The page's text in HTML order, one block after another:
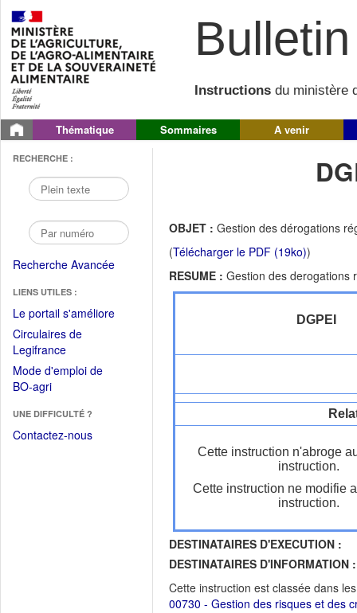
Instructions du ministère
Thématique Sommaires A venir
RECHERCHE :
Recherche Avancée
LIENS UTILES :
Le portail s'améliore(Fichier
Circulaires de
Legifrance(Ouvrir
dans
une
fenêtre)
Mode d'emploi de
BO-agri(Ouvrir
une
nouvelle
UNE DIFFICULTÉ ?
Contactez-nous
OBJET : Gestion des dérogations
(Télécharger le PDF (19ko))
RESUME : Gestion des derogations
DGPEI
Cette instruction n'abroge
instruction.
Cette instruction ne modifie
instruction.
DESTINATAIRES D'EXECUTION :
DESTINATAIRES D'INFORMATION :
Cette instruction est classée dans
00730 - Gestion des risques et des